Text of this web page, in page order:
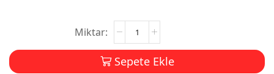
Kartvizit
Baskı
Mdl:V070
adet
Sepete Ekle